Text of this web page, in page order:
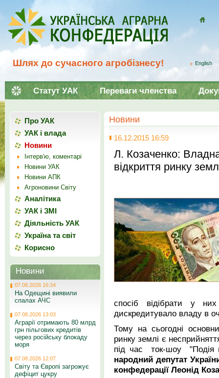
Шлях до сучасного агробізнесу! English
Статут УАК Переваги членства
Новини
16.12.2015 16:59
Л. Козаченко:
відкриття ринку
спосіб відібрати у
дискредитувало владу в
Тому на сьогодні
ринку землі є
під час ток-шоу "Подія
народний депутат
конфедерації Леонід
Про УАК
УАК і влада
Новини
Інтерв'ю, коментарі
Новини УАК
Новини АПК
Агроновини Світу
Аналітика
УАК і ЗМІ
Діяльність УАК
Україна та світ
Корисно
Новини
07.08.2026 16:34
На Одещині виявили
спалах АЧС
07.08.2026 13:03
Аграрії отримають 80 млрд
грн пільгових кредитів
через російську блокаду
моря
07.08.2026 12:07
Світу та Європі загрожує
дефіцит цукру